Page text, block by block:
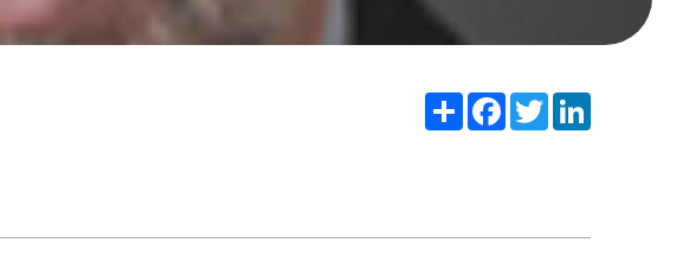
Share Facebook
Twitter